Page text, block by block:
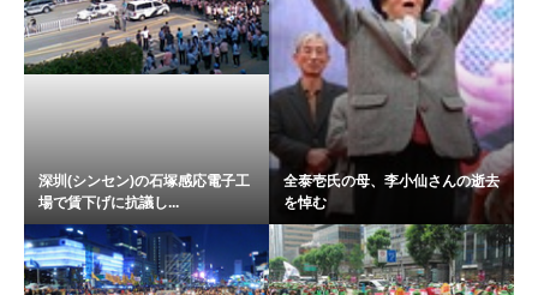
深圳(シンセン)の石塚感応電子工
場で賃下げに抗議し...
全泰壱氏の母、李小仙さんの逝去
を悼む